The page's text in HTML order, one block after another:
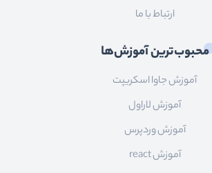
ارتباط با ما
محبوب‌ترین آموزش‌ها
آموزش جاوا اسکریپت
آموزش لاراول
آموزش وردپرس
آموزش react